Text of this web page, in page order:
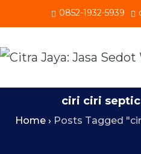
0852-1932-5939
ciri ciri
Home › Posts Tagged